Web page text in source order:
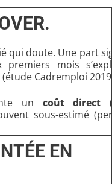
qui doute. Une part
mois
(étude Cadremploi
un coût direct
sous-estimé
EN